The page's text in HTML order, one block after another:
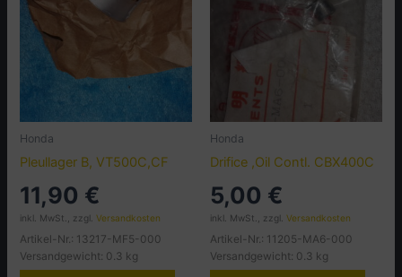
Honda
Pleullager B, VT500C,CF
11,90 €
inkl. MwSt., zzgl.Versandkosten
Artikel-Nr.: 13217-MF5-000
Versandgewicht: 0.3 kg
Honda
Drifice ,Oil Contl. CBX400C
5,00 €
inkl. MwSt., zzgl. Versandkosten
Artikel-Nr.: 11205-MA6-000
Versandgewicht: 0.3 kg